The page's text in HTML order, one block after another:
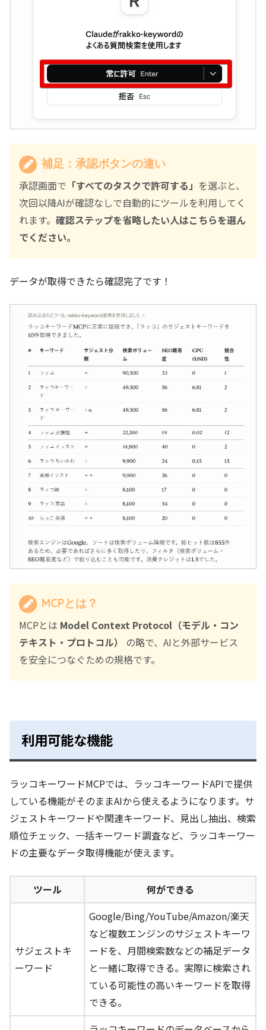
補足：承認ボタンの違い
承認画面で 「すべてのタスクで許可する」 を選ぶと、
次回以降AIが確認なしで自動的にツールを利用してく
れます。 確認ステップを省略したい人はこちらを選ん
でください。
データが取得できたら確認完了です！
MCPとは？
MCPとは Model Context Protocol（モデル・コン
テキスト・プロトコル）
の略で、AIと外部サービス
を安全につなぐための規格です。
利用可能な機能
ラッコキーワードMCPでは、ラッコキーワードAPIで提供
している機能がそのままAIから使えるようになります。サ
ジェストキーワードや関連キーワード、見出し抽出、検索
順位チェック、一括キーワード調査など、ラッコキーワー
ドの主要なデータ取得機能が使えます。
ツール 何ができる
サジェストキ
ーワード
Google/Bing/YouTube/Amazon/楽天
など複数エンジンのサジェストキーワ
ードを、月間検索数などの補足データ
と一緒に取得できる。実際に検索され
ている可能性の高いキーワードを取得
できる。